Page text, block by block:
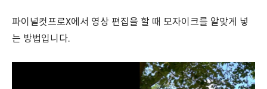
파이널컷프로X에서 영상 편집을 할 때 모자이크를 알맞게 넣
는 방법입니다.